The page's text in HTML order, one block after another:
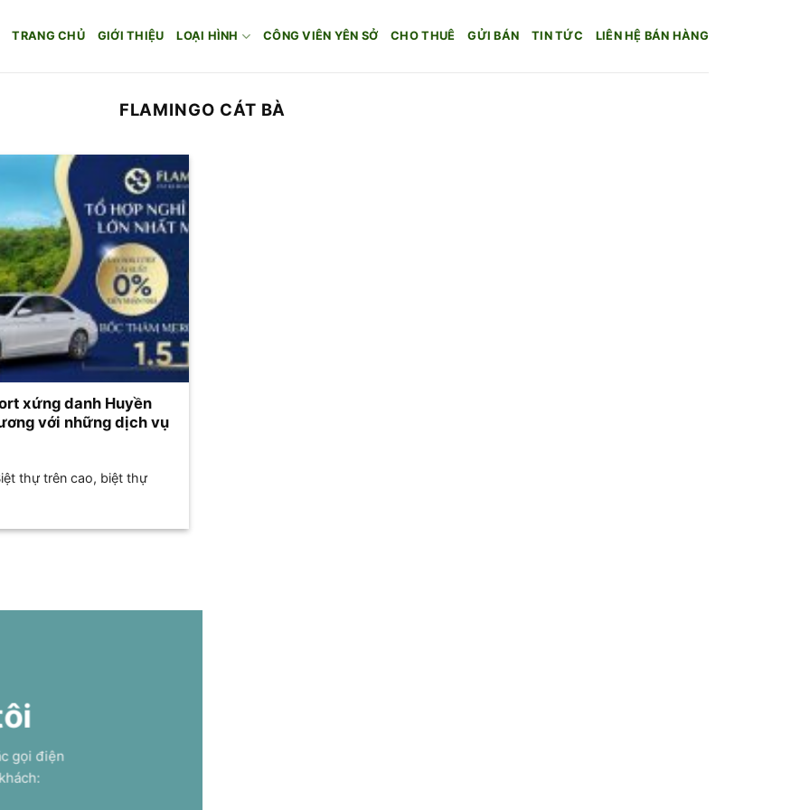
TRANG CHỦ GIỚI THIỆU LOẠI HÌNH CÔNG VIÊN YÊN SỞ CHO THUÊ GỬI BÁN TIN TỨC LIÊN HỆ BÁN HÀNG
FLAMINGO CÁT BÀ
xứng danh Huyền
với những dịch vụ
thự trên cao, biệt thự
gọi điện